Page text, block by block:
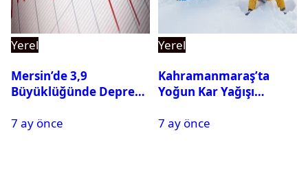
Yerel
Mersin’de 3,9
Büyüklüğünde Deprem
7 ay önce
Yerel
Kahramanmaraş’ta
Yoğun Kar Yağışı
Tatil
7 ay önce